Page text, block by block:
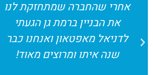
אחרי שהחברה שמתחזקת לנו
את הבניין ברמת גן הגעתי
לדניאל מאפטאון ואנחנו כבר
שנה איתו ומרוצים מאוד!